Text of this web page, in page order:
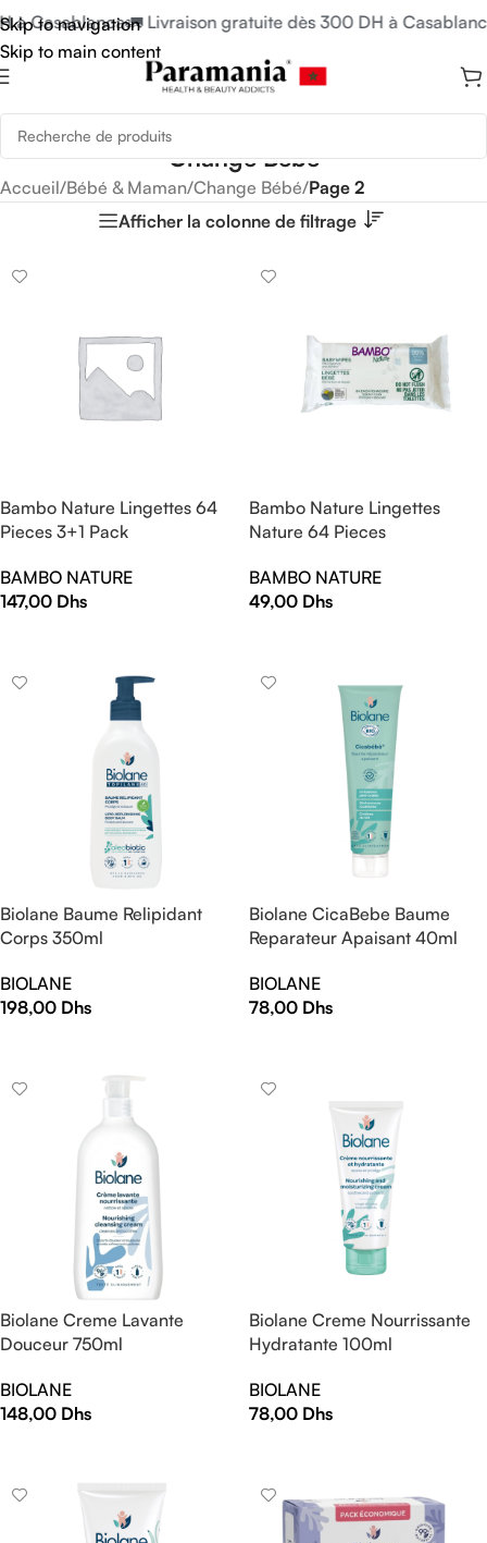
Skip to navigation
Skip to main content
Casablanca🚛 Livraison gratuite dès 300 DH à Casablanca
Change Bébé
Accueil/Bébé & Maman/Change Bébé/Page 2
Afficher la colonne de filtrage
Bambo Nature Lingettes 64
Pieces 3+1 Pack
BAMBO NATURE
147,00 Dhs
Bambo Nature Lingettes
Nature 64 Pieces
BAMBO NATURE
49,00 Dhs
Biolane Baume Relipidant
Corps 350ml
BIOLANE
198,00 Dhs
Biolane CicaBebe Baume
Reparateur Apaisant 40ml
BIOLANE
78,00 Dhs
Biolane Creme Lavante
Douceur 750ml
BIOLANE
148,00 Dhs
Biolane Creme Nourrissante
Hydratante 100ml
BIOLANE
78,00 Dhs